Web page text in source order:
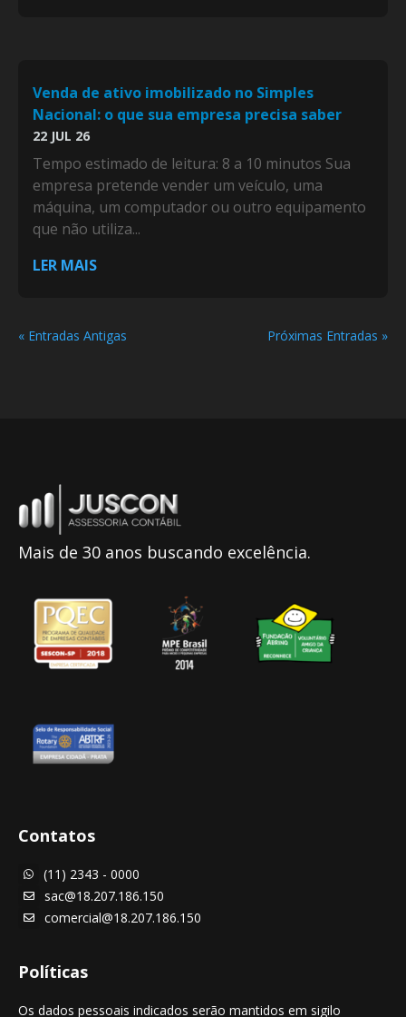
Venda de ativo imobilizado no Simples
Nacional: o que sua empresa precisa saber
22 JUL 26
Tempo estimado de leitura: 8 a 10 minutos Sua
empresa pretende vender um veículo, uma
máquina, um computador ou outro equipamento
que não utiliza...
LER MAIS
« Entradas Antigas Próximas Entradas »
Mais de 30 anos buscando excelência.
Contatos
 (11) 2343 - 0000
 sac@18.207.186.150
 comercial@18.207.186.150
Políticas
Os dados pessoais indicados serão mantidos em sigilo